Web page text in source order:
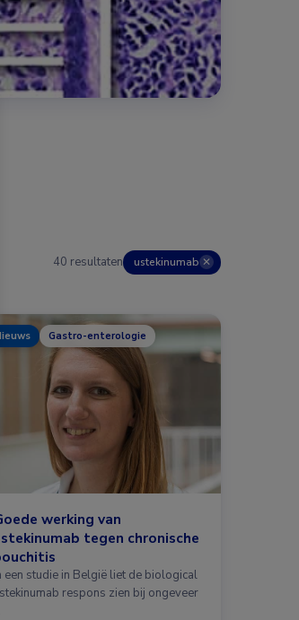
40 resultaten ustekinumab ✕
Gastro-enterologie
werking van
tegen chronische
een studie in België liet de biological
respons zien bij ongeveer